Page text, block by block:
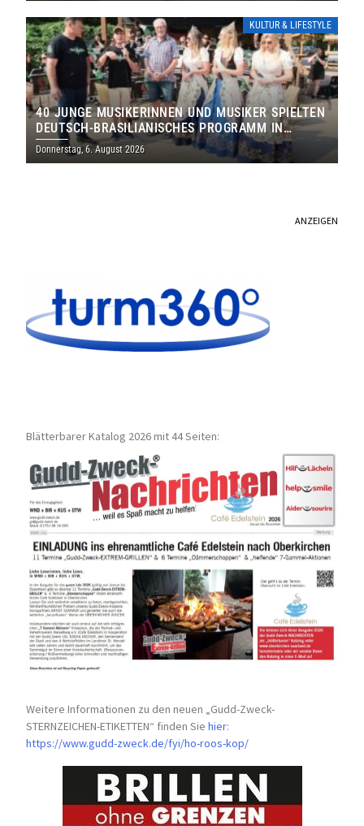
KULTUR & LIFESTYLE
40 JUNGE MUSIKERINNEN UND MUSIKER SPIELTEN
DEUTSCH-BRASILIANISCHES PROGRAMM IN
THOLEY
Donnerstag, 6. August 2026
ANZEIGEN
Blätterbarer Katalog 2026 mit 44 Seiten:
Weitere Informationen zu den neuen „Gudd-Zweck-
STERNZEICHEN-ETIKETTEN“ finden Siehier:
https://www.gudd-zweck.de/fyi/ho-roos-kop/